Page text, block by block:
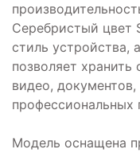
Серебристый цвет
стиль устройства,
позволяет
видео,
профессиональных
Модель оснащена